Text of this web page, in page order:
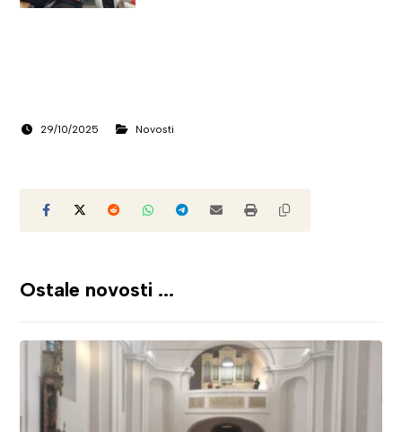
29/10/2025 Novosti
Ostale novosti ...